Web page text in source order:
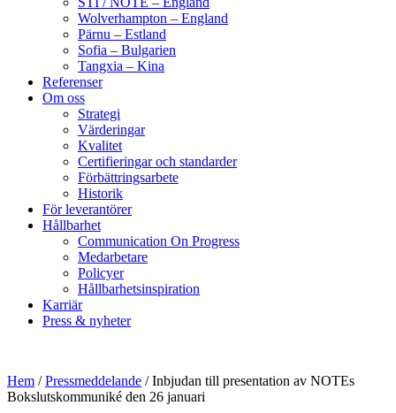
Wolverhampton – England
Pärnu – Estland
Sofia – Bulgarien
Tangxia – Kina
Referenser
Om oss
Strategi
Värderingar
Kvalitet
Certifieringar och standarder
Förbättringsarbete
Historik
För leverantörer
Hållbarhet
Communication On Progress
Medarbetare
Policyer
Hållbarhetsinspiration
Karriär
Press & nyheter
Hem /Pressmeddelande /Inbjudan till presentation av NOTEs
Bokslutskommuniké den 26 januari